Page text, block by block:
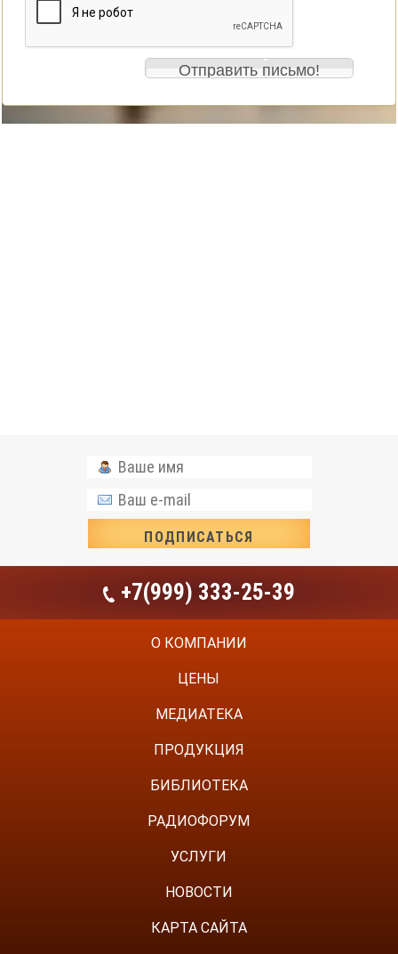
+7(999) 333-25-39
О КОМПАНИИ
ЦЕНЫ
МЕДИАТЕКА
ПРОДУКЦИЯ
БИБЛИОТЕКА
РАДИОФОРУМ
УСЛУГИ
НОВОСТИ
КАРТА САЙТА